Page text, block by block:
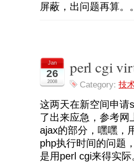
屏蔽，出问题再算。。
Jan
26
2008
perl cgi
Category: 技
这两天在新空间申请
了出来应急，参考网
ajax的部分，嘿嘿，
php执行时间的问题
是用perl cgi来得实际